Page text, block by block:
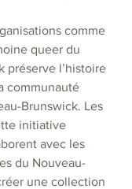
comme
queer du
préserve l’histoire
communauté
Brunswick. Les
initiative
avec les
du Nouveau-
une collection